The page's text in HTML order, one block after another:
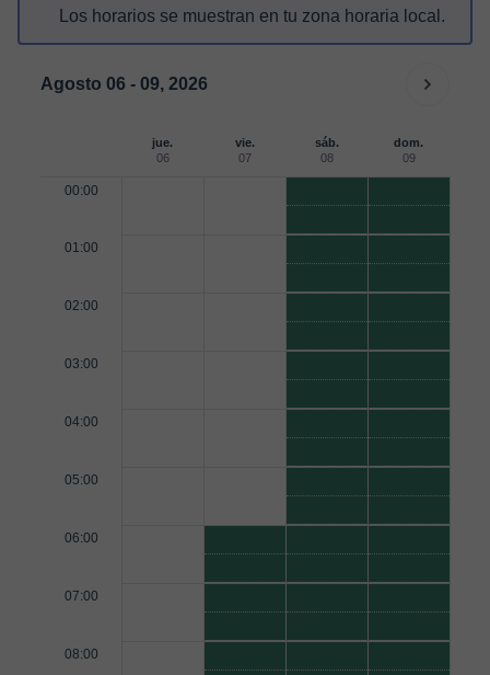
Los horarios se muestran en tu zona horaria local.
Agosto 06 - 09, 2026
jue.
06
vie.
07
sáb.
08
dom.
09
00:00
01:00
02:00
03:00
04:00
05:00
06:00
07:00
08:00